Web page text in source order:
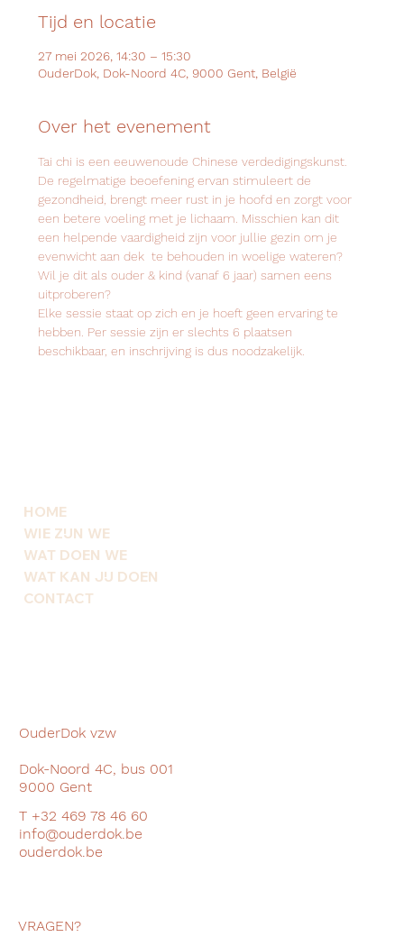
Tijd en locatie
27 mei 2026, 14:30 – 15:30
OuderDok, Dok-Noord 4C, 9000 Gent, België
Over het evenement
Tai chi is een eeuwenoude Chinese verdedigingskunst.
De regelmatige beoefening ervan stimuleert de
gezondheid, brengt meer rust in je hoofd en zorgt voor
een betere voeling met je lichaam. Misschien kan dit
een helpende vaardigheid zijn voor jullie gezin om je
evenwicht aan dek  te behouden in woelige wateren?
Wil je dit als ouder & kind (vanaf 6 jaar) samen eens
uitproberen?
Elke sessie staat op zich en je hoeft geen ervaring te
hebben. Per sessie zijn er slechts 6 plaatsen
beschikbaar, en inschrijving is dus noodzakelijk.
HOME
WIE ZIJN WE
WAT DOEN WE
WAT KAN JIJ DOEN
CONTACT
OuderDok vzw
Dok-Noord 4C, bus 001
9000 Gent
T +32 469 78 46 60
info@ouderdok.be
ouderdok.be
VRAGEN?